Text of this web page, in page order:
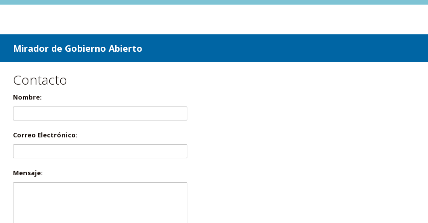
ir a contenido
ir al menú
Mirador de Gobierno Abierto
Contacto
Nombre:
Correo Electrónico:
Mensaje: